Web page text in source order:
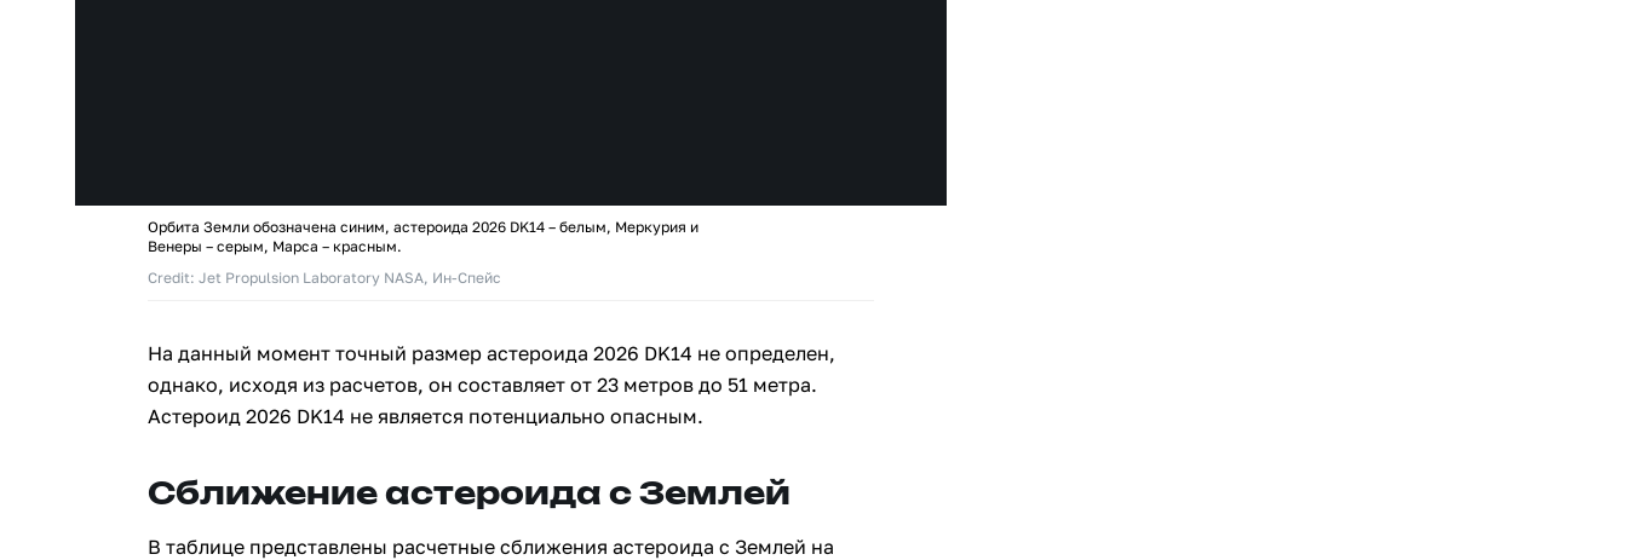
Орбита Земли обозначена синим, астероида 2026 DK14 – белым, Меркурия и
Венеры – серым, Марса – красным.
Credit: Jet Propulsion Laboratory NASA, Ин-Спейс
На данный момент точный размер астероида 2026 DK14 не определен,
однако, исходя из расчетов, он составляет от 23 метров до 51 метра.
Астероид 2026 DK14 не является потенциально опасным.
Сближение астероида с Землей
В таблице представлены расчетные сближения астероида с Землей на